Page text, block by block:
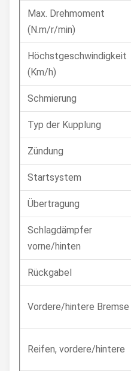
Max. Drehmoment
(N.m/r/min)
Höchstgeschwindigkeit
(Km/h)
Schmierung
Typ der Kupplung
Zündung
Startsystem
Übertragung
Schlagdämpfer
vorne/hinten
Rückgabel
Vordere/hintere Bremse
Reifen, vordere/hintere